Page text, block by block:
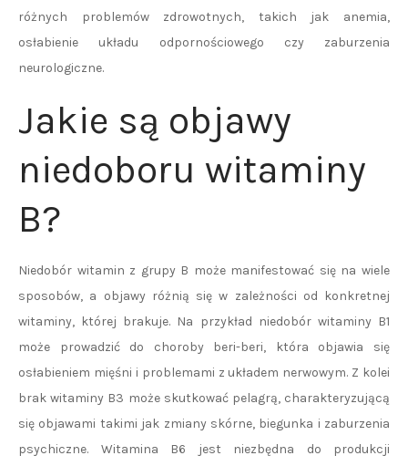
różnych problemów zdrowotnych, takich jak anemia,
osłabienie układu odpornościowego czy zaburzenia
neurologiczne.
Jakie są objawy
niedoboru witaminy
B?
Niedobór witamin z grupy B może manifestować się na wiele
sposobów, a objawy różnią się w zależności od konkretnej
witaminy, której brakuje. Na przykład niedobór witaminy B1
może prowadzić do choroby beri-beri, która objawia się
osłabieniem mięśni i problemami z układem nerwowym. Z kolei
brak witaminy B3 może skutkować pelagrą, charakteryzującą
się objawami takimi jak zmiany skórne, biegunka i zaburzenia
psychiczne. Witamina B6 jest niezbędna do produkcji